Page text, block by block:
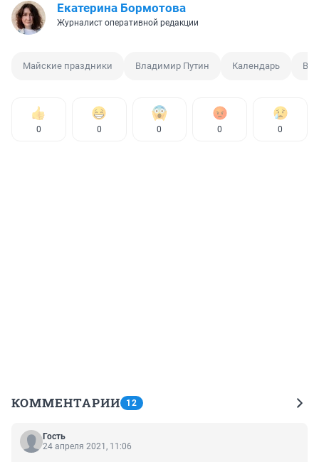
Екатерина Бормотова
Журналист оперативной редакции
Майские праздники Владимир Путин Календарь
0 0 0 0 0
КОММЕНТАРИИ 12
Гость
24 апреля 2021, 11:06